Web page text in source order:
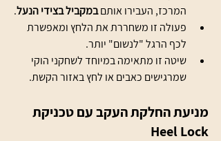
המרכז, העבירו אותם במקביל בצידי הנעל.
פעולה זו משחררת את הלחץ ומאפשרת
לכף הרגל "לנשום" יותר.
שיטה זו מתאימה במיוחד לשחקני הוקי
שמרגישים כאבים או לחץ באזור הקשת.
מניעת החלקת העקב עם טכניקת
Heel Lock